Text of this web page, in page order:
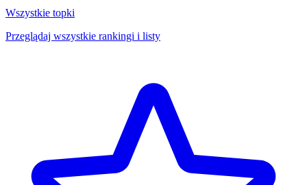
Wszystkie topki
Przeglądaj wszystkie rankingi i listy